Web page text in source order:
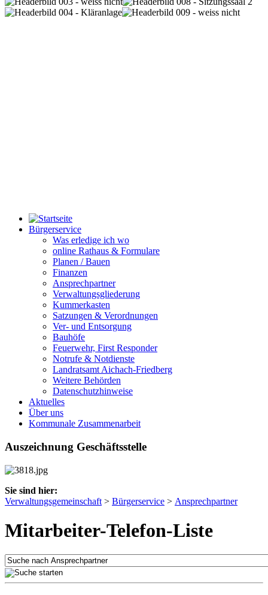
Bürgerservice
Was erledige ich wo
online Rathaus & Formulare
Planen / Bauen
Finanzen
Ansprechpartner
Verwaltungsgliederung
Kummerkasten
Satzungen & Verordnungen
Ver- und Entsorgung
Bauhöfe
Feuerwehr, First Responder
Notrufe & Notdienste
Landratsamt Aichach-Friedberg
Weitere Behörden
Datenschutzhinweise
Aktuelles
Über uns
Kommunale Zusammenarbeit
Auszeichnung Geschäftsstelle
Sie sind hier:
Verwaltungsgemeinschaft > Bürgerservice > Ansprechpartner
Mitarbeiter-Telefon-Liste